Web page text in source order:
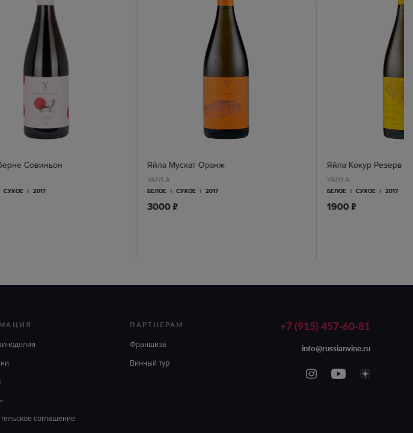
Совиньон
СУХОЕ | 2017
Яйла Мускат Оранж
YAIYLA
БЕЛОЕ | СУХОЕ | 2017
3000 п
Яйла Кокур Резерв
YAIYLA
БЕЛОЕ | СУХОЕ | 2017
1900 п
соглашение
ПАРТНЕРАМ
Франшиза
Винный тур
+7 (915) 457-60-81
info@russianvine.ru